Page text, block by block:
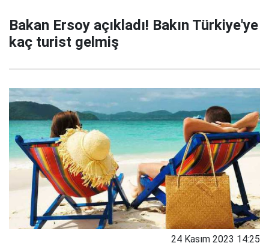
Bakan Ersoy açıkladı! Bakın Türkiye'ye
kaç turist gelmiş
24 Kasım 2023 14:25